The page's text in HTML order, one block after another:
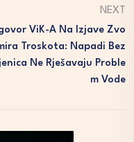
NEXT
ViK-A Na Izjave Zvo
Troskota: Napadi Bez
Ne Rješavaju Proble
M Vode